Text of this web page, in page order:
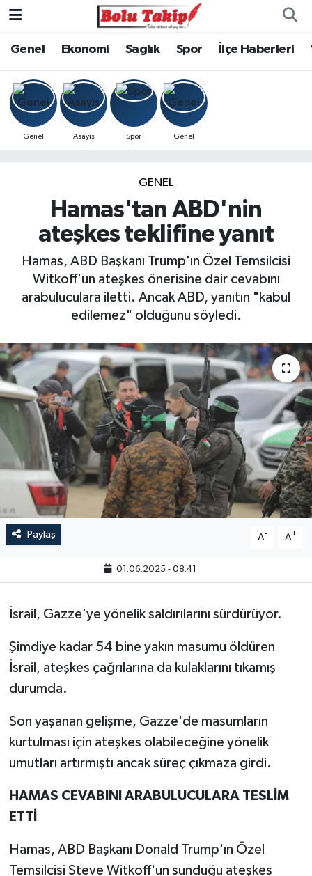
Genel Ekonomi Sağlık Spor İlçe Haberleri
Genel Asayiş Spor Genel
GENEL
Hamas'tan ABD'nin
ateşkes teklifine yanıt
Hamas, ABD Başkanı Trump'ın Özel Temsilcisi
Witkoff'un ateşkes önerisine dair cevabını
arabuluculara iletti. Ancak ABD, yanıtın "kabul
edilemez" olduğunu söyledi.
Paylaş A- A+
01.06.2025 - 08:41
İsrail, Gazze'ye yönelik saldırılarını sürdürüyor.
Şimdiye kadar 54 bine yakın masumu öldüren
İsrail, ateşkes çağrılarına da kulaklarını tıkamış
durumda.
Son yaşanan gelişme, Gazze'de masumların
kurtulması için ateşkes olabileceğine yönelik
umutları artırmıştı ancak süreç çıkmaza girdi.
HAMAS CEVABINI ARABULUCULARA TESLİM
ETTİ
Hamas, ABD Başkanı Donald Trump'ın Özel
Temsilcisi Steve Witkoff'un sunduğu ateşkes